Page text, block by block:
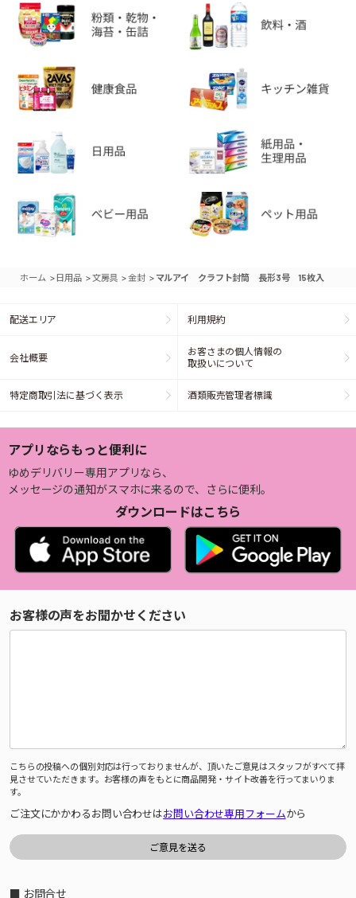
ホーム > 日用品 >文房具 >金封 > マルアイ クラフト封筒 長形3号 15枚入
配送エリア 利用規約
会社概要
お客さまの個人情報の
取扱いについて
特定商取引法に基づく表示 酒類販売管理者標識
アプリならもっと便利に
ゆめデリバリー専用アプリなら、
メッセージの通知がスマホに来るので、さらに便利。
ダウンロードはこちら
お客様の声をお聞かせください
こちらの投稿への個別対応は行っておりませんが、頂いたご意見はスタッフがすべて拝
見させていただきます。お客様の声をもとに商品開発・サイト改善を行ってまいりま
す。
ご注文にかかわるお問い合わせはお問い合わせ専用フォームから
■ お問合せ